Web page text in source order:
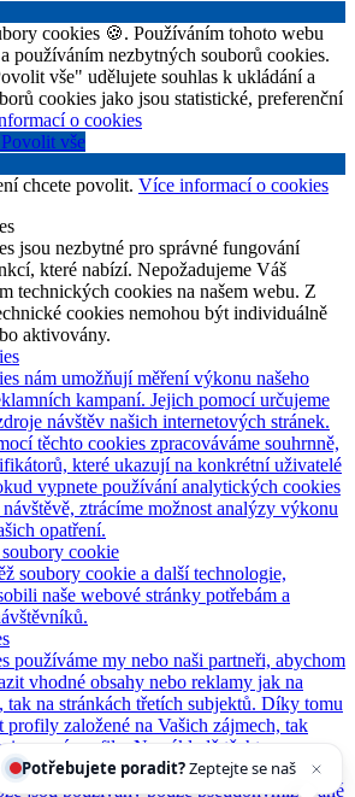
cookies 🍪. Používáním tohoto webu
používáním nezbytných souborů cookies.
vše" udělujete souhlas k ukládání a
cookies jako jsou statistické, preferenční
o cookies
Povolit vše
chcete povolit. Více informací o cookies
jsou nezbytné pro správné fungování
které nabízí. Nepožadujeme Váš
technických cookies na našem webu. Z
cookies nemohou být individuálně
aktivovány.
nám umožňují měření výkonu našeho
kampaní. Jejich pomocí určujeme
návštěv našich internetových stránek.
těchto cookies zpracováváme souhrnně,
které ukazují na konkrétní uživatelé
vypnete používání analytických cookies
ztrácíme možnost analýzy výkonu
opatření.
cookie
soubory cookie a další technologie,
naše webové stránky potřebám a
používáme my nebo naši partneři, abychom
vhodné obsahy nebo reklamy jak na
tak na stránkách třetích subjektů. Díky tomu
profily založené na Vašich zájmech, tak
profily. Na základě těchto
možná bezprostřední identifikace
jsou používány pouze pseudonymizované
Zeptejte se našeho asistenta